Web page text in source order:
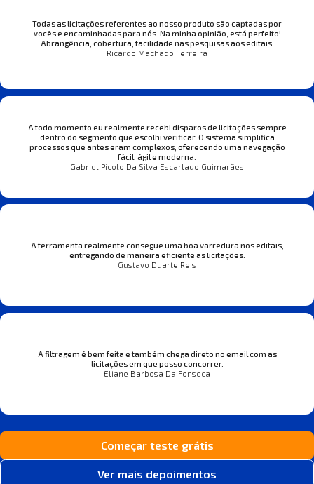
Todas as licitações referentes ao nosso produto são captadas por
vocês e encaminhadas para nós. Na minha opinião, está perfeito!
Abrangência, cobertura, facilidade nas pesquisas aos editais.
Ricardo Machado Ferreira
A todo momento eu realmente recebi disparos de licitações sempre
dentro do segmento que escolhi verificar. O sistema simplifica
processos que antes eram complexos, oferecendo uma navegação
fácil, ágil e moderna.
Gabriel Picolo Da Silva Escarlado Guimarães
A ferramenta realmente consegue uma boa varredura nos editais,
entregando de maneira eficiente as licitações.
Gustavo Duarte Reis
A filtragem é bem feita e também chega direto no email com as
licitações em que posso concorrer.
Eliane Barbosa Da Fonseca
Começar teste grátis
Ver mais depoimentos